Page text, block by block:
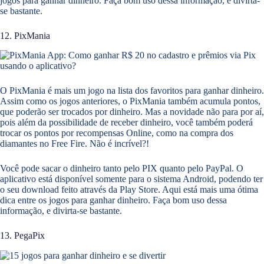
se bastante.
12. PixMania
O PixMania é mais um jogo na lista dos favoritos para ganhar dinheiro.
Assim como os jogos anteriores, o PixMania também acumula pontos,
que poderão ser trocados por dinheiro. Mas a novidade não para por aí,
pois além da possibilidade de receber dinheiro, você também poderá
trocar os pontos por recompensas Online, como na compra dos
diamantes no Free Fire. Não é incrível?!
Você pode sacar o dinheiro tanto pelo PIX quanto pelo PayPal. O
aplicativo está disponível somente para o sistema Android, podendo ter
o seu download feito através da Play Store. Aqui está mais uma ótima
dica entre os jogos para ganhar dinheiro. Faça bom uso dessa
informação, e divirta-se bastante.
13. PegaPix